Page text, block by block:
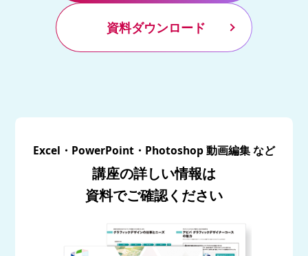
資料ダウンロード
Excel・PowerPoint・Photoshop 動画編集 など
講座の詳しい情報は
資料でご確認ください